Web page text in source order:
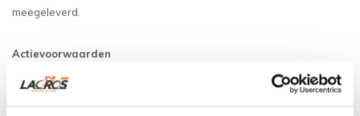
meegeleverd.
Actievoorwaarden
• Alleen geldig onder vermelding van Camper TV.